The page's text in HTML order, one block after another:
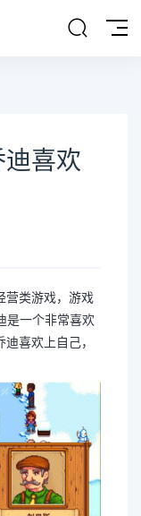
迪喜欢
营类游戏，游戏
是一个非常喜欢
喜欢上自己，